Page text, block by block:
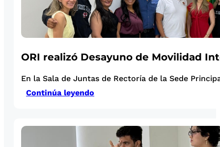
ORI realizó Desayuno de Movilidad
En la Sala de Juntas de Rectoría de la Sede
Continúa leyendo